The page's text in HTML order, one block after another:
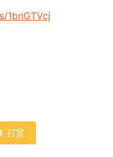
1bnGTVcj
打赏